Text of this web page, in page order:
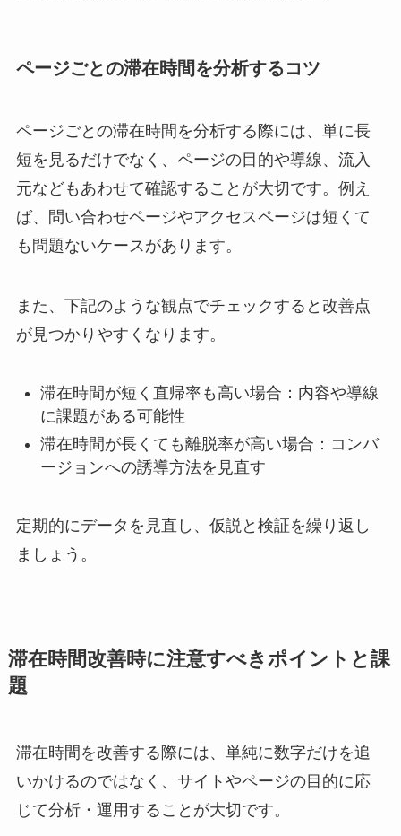
ページごとの滞在時間を分析するコツ
ページごとの滞在時間を分析する際には、単に長
短を見るだけでなく、ページの目的や導線、流入
元などもあわせて確認することが大切です。例え
ば、問い合わせページやアクセスページは短くて
も問題ないケースがあります。
また、下記のような観点でチェックすると改善点
が見つかりやすくなります。
滞在時間が短く直帰率も高い場合：内容や導線
に課題がある可能性
滞在時間が長くても離脱率が高い場合：コンバ
ージョンへの誘導方法を見直す
定期的にデータを見直し、仮説と検証を繰り返し
ましょう。
滞在時間改善時に注意すべきポイントと課
題
滞在時間を改善する際には、単純に数字だけを追
いかけるのではなく、サイトやページの目的に応
じて分析・運用することが大切です。